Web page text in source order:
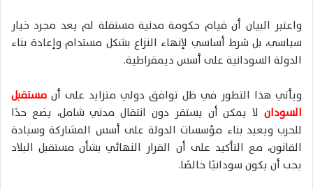
واعتبر البيان أن قيام حكومة مدنية مستقلة لم يعد مجرد خيار
سياسي، بل شرط أساسي لإنهاء النزاع بشكل مستدام وإعادة بناء
الدولة السودانية على أسس ديمقراطية.
ويأتي هذا التطور في ظل توافق دولي متزايد على أن مستقبل
السودان لا يمكن أن يستقر دون انتقال مدني شامل، يضع حدًا
للحرب ويعيد بناء مؤسسات الدولة على أسس المشاركة وسيادة
القانون، مع التأكيد على أن القرار النهائي بشأن مستقبل البلاد
يجب أن يكون سودانيًا خالصًا.